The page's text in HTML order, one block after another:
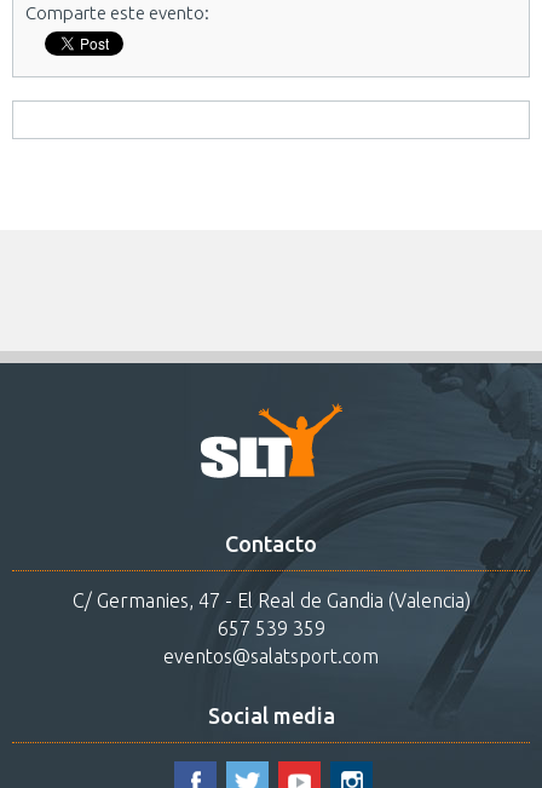
Comparte este evento:
Contacto
C/ Germanies, 47 - El Real de Gandia (Valencia)
657 539 359
eventos@salatsport.com
Social media